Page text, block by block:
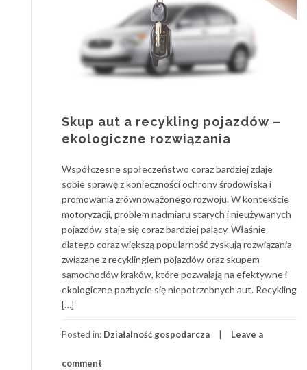
Skup aut a recykling pojazdów –
ekologiczne rozwiązania
Współczesne społeczeństwo coraz bardziej zdaje
sobie sprawę z konieczności ochrony środowiska i
promowania zrównoważonego rozwoju. W kontekście
motoryzacji, problem nadmiaru starych i nieużywanych
pojazdów staje się coraz bardziej palący. Właśnie
dlatego coraz większą popularność zyskują rozwiązania
związane z recyklingiem pojazdów oraz skupem
samochodów kraków, które pozwalają na efektywne i
ekologiczne pozbycie się niepotrzebnych aut. Recykling
[…]
Posted in: Działalność gospodarcza Leave a
comment